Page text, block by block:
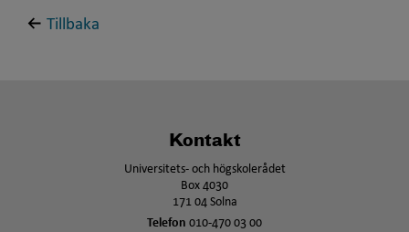
Tillbaka
Kontakt
Universitets- och högskolerådet
Box 4030
171 04 Solna
Telefon 010-470 03 00